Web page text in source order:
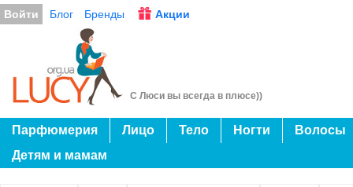
Войти Блог Бренды Акции
С Люси вы всегда в плюсе))
Парфюмерия Лицо Тело Ногти
Волосы
Детям и мамам